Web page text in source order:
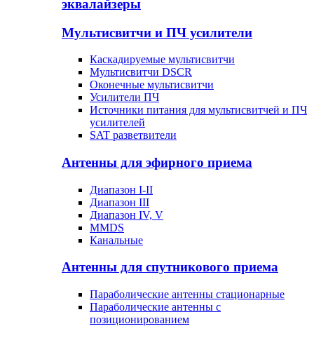
эквалайзеры
Мультисвитчи и ПЧ усилители
Каскадируемые мультисвитчи
Мультисвитчи DSCR
Оконечные мультисвитчи
Усилители ПЧ
Источники питания для мультисвитчей и ПЧ
усилителей
SAT разветвители
Антенны для эфирного приема
Диапазон I-II
Диапазон III
Диапазон IV, V
MMDS
Канальные
Антенны для спутникового приема
Параболические антенны стационарные
Параболические антенны с
позиционированием